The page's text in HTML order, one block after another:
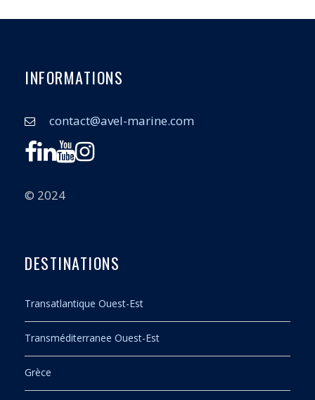
INFORMATIONS
contact@avel-marine.com
© 2024
DESTINATIONS
Transatlantique Ouest-Est
Transméditerranee Ouest-Est
Grèce